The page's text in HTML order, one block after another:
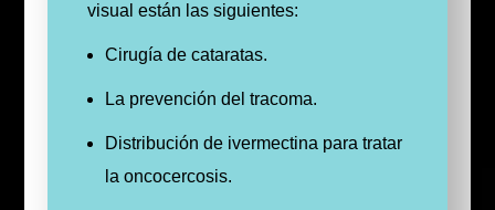
visual están las siguientes:
Cirugía de cataratas.
La prevención del tracoma.
Distribución de ivermectina para tratar
la oncocercosis.